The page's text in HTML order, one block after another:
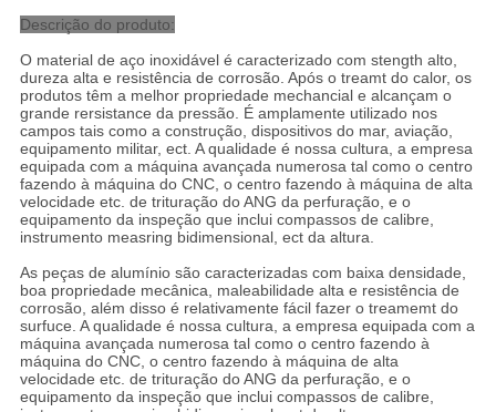
Descrição do produto:
O material de aço inoxidável é caracterizado com stength alto,
dureza alta e resistência de corrosão. Após o treamt do calor, os
produtos têm a melhor propriedade mechancial e alcançam o
grande rersistance da pressão. É amplamente utilizado nos
campos tais como a construção, dispositivos do mar, aviação,
equipamento militar, ect. A qualidade é nossa cultura, a empresa
equipada com a máquina avançada numerosa tal como o centro
fazendo à máquina do CNC, o centro fazendo à máquina de alta
velocidade etc. de trituração do ANG da perfuração, e o
equipamento da inspeção que inclui compassos de calibre,
instrumento measring bidimensional, ect da altura.
As peças de alumínio são caracterizadas com baixa densidade,
boa propriedade mecânica, maleabilidade alta e resistência de
corrosão, além disso é relativamente fácil fazer o treamemt do
surfuce. A qualidade é nossa cultura, a empresa equipada com a
máquina avançada numerosa tal como o centro fazendo à
máquina do CNC, o centro fazendo à máquina de alta
velocidade etc. de trituração do ANG da perfuração, e o
equipamento da inspeção que inclui compassos de calibre,